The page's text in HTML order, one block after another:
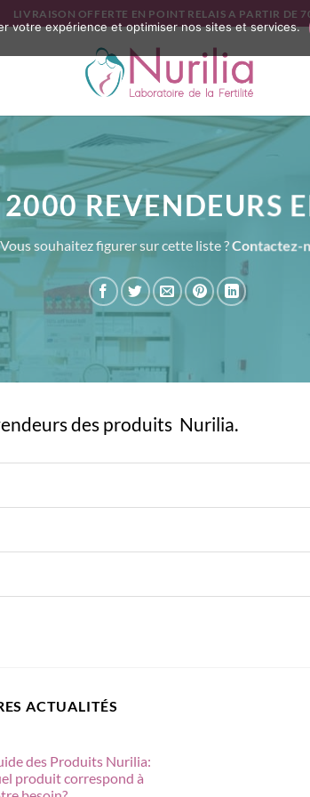
LIVRAISON OFFERTE EN POINT RELAIS A PARTIR DE
REVENDEURS
Vous souhaitez figurer sur cette liste ?Contactez-
des produits Nurilia.
ACTUALITÉS
des Produits Nurilia:
produit correspond à
votre expérience et optimiser nos sites et services.